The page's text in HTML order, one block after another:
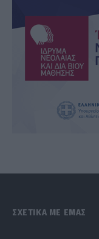
ΣΧΕΤΙΚΑ ΜΕ ΕΜΑΣ